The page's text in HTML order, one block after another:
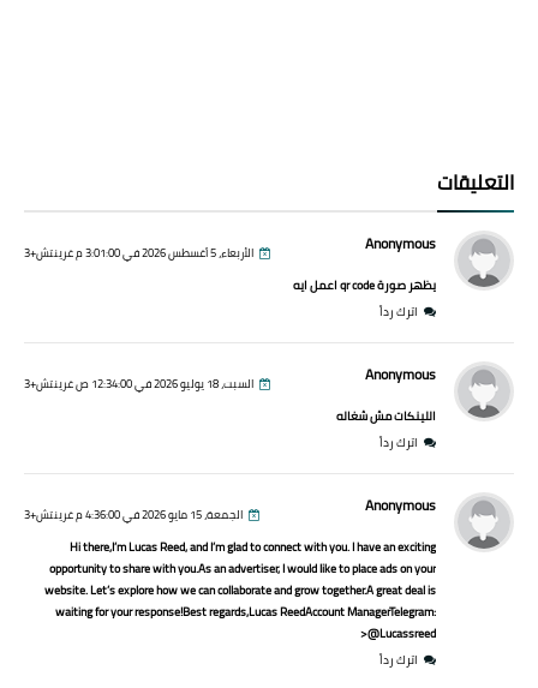
التعليقات
Anonymous الأربعاء، 5 أغسطس 2026 في 3:01:00 م غرينتش+3
يظهر صورة qr code اعمل ايه
اترك رداً
Anonymous السبت، 18 يوليو 2026 في 12:34:00 ص غرينتش+3
اللينكات مش شغاله
اترك رداً
Anonymous الجمعة، 15 مايو 2026 في 4:36:00 م غرينتش+3
Hi there,I’m Lucas Reed, and I’m glad to connect with you. I have an exciting
opportunity to share with you.As an advertiser, I would like to place ads on your
website. Let’s explore how we can collaborate and grow together.A great deal is
waiting for your response!Best regards,Lucas ReedAccount ManagerTelegram:
@Lucassreed<
اترك رداً